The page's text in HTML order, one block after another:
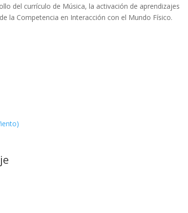
del currículo de Música, la activación de aprendizajes
la Competencia en Interacción con el Mundo Físico.